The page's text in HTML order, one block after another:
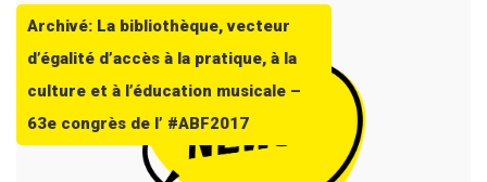
Archivé: La bibliothèque, vecteur
d’égalité d’accès à la pratique, à la
culture et à l’éducation musicale –
63e congrès de l’ #ABF2017